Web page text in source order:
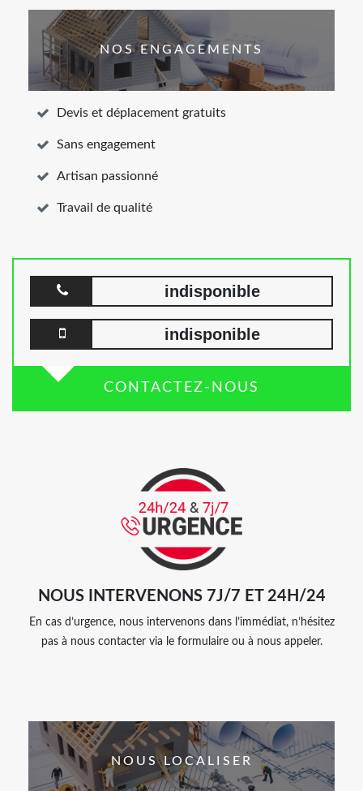
NOS ENGAGEMENTS
Devis et déplacement gratuits
Sans engagement
Artisan passionné
Travail de qualité
indisponible
indisponible
CONTACTEZ-NOUS
NOUS INTERVENONS 7J/7 ET 24H/24
En cas d’urgence, nous intervenons dans l’immédiat, n’hésitez
pas à nous contacter via le formulaire ou à nous appeler.
NOUS LOCALISER